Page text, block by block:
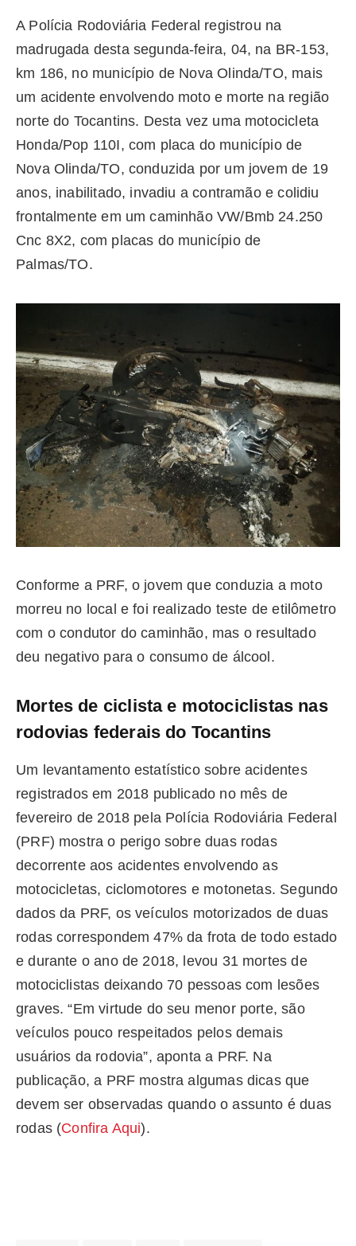
A Polícia Rodoviária Federal registrou na
madrugada desta segunda-feira, 04, na BR-153,
km 186, no município de Nova Olinda/TO, mais
um acidente envolvendo moto e morte na região
norte do Tocantins. Desta vez uma motocicleta
Honda/Pop 110I, com placa do município de
Nova Olinda/TO, conduzida por um jovem de 19
anos, inabilitado, invadiu a contramão e colidiu
frontalmente em um caminhão VW/Bmb 24.250
Cnc 8X2, com placas do município de
Palmas/TO.
Conforme a PRF, o jovem que conduzia a moto
morreu no local e foi realizado teste de etilômetro
com o condutor do caminhão, mas o resultado
deu negativo para o consumo de álcool.
Mortes de ciclista e motociclistas nas
rodovias federais do Tocantins
Um levantamento estatístico sobre acidentes
registrados em 2018 publicado no mês de
fevereiro de 2018 pela Polícia Rodoviária Federal
(PRF) mostra o perigo sobre duas rodas
decorrente aos acidentes envolvendo as
motocicletas, ciclomotores e motonetas. Segundo
dados da PRF, os veículos motorizados de duas
rodas correspondem 47% da frota de todo estado
e durante o ano de 2018, levou 31 mortes de
motociclistas deixando 70 pessoas com lesões
graves. “Em virtude do seu menor porte, são
veículos pouco respeitados pelos demais
usuários da rodovia”, aponta a PRF. Na
publicação, a PRF mostra algumas dicas que
devem ser observadas quando o assunto é duas
rodas (Confira Aqui).